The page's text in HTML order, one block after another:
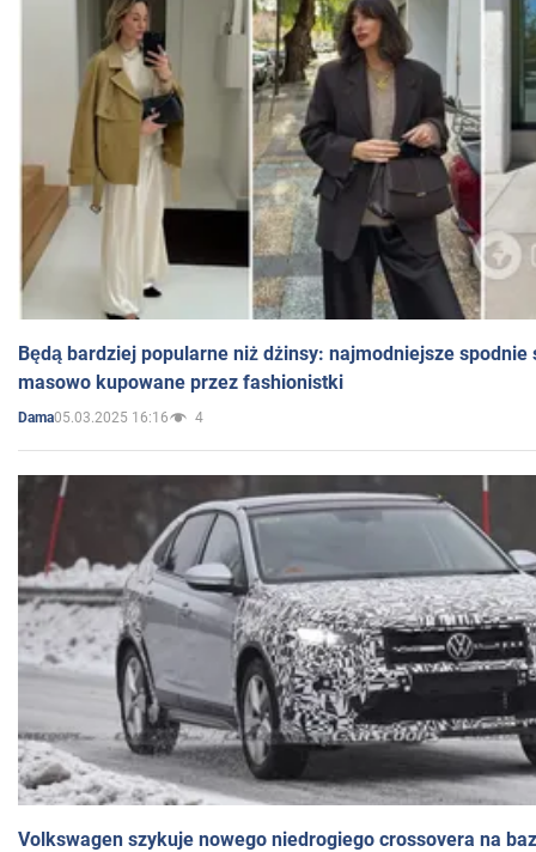
Będą bardziej popularne niż dżinsy: najmodniejsze spodnie
masowo kupowane przez fashionistki
Dama05.03.2025 16:16 4
Volkswagen szykuje nowego niedrogiego crossovera na